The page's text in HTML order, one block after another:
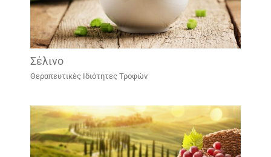
Σέλινο
Θεραπευτικές Ιδιότητες Τροφών